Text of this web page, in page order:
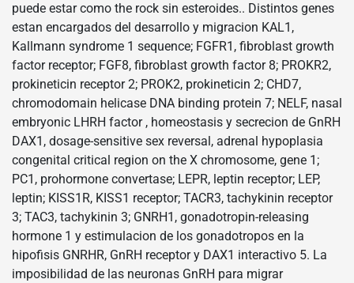
puede estar como the rock sin esteroides.. Distintos genes
estan encargados del desarrollo y migracion KAL1,
Kallmann syndrome 1 sequence; FGFR1, fibroblast growth
factor receptor; FGF8, fibroblast growth factor 8; PROKR2,
prokineticin receptor 2; PROK2, prokineticin 2; CHD7,
chromodomain helicase DNA binding protein 7; NELF, nasal
embryonic LHRH factor , homeostasis y secrecion de GnRH
DAX1, dosage-sensitive sex reversal, adrenal hypoplasia
congenital critical region on the X chromosome, gene 1;
PC1, prohormone convertase; LEPR, leptin receptor; LEP,
leptin; KISS1R, KISS1 receptor; TACR3, tachykinin receptor
3; TAC3, tachykinin 3; GNRH1, gonadotropin-releasing
hormone 1 y estimulacion de los gonadotropos en la
hipofisis GNRHR, GnRH receptor y DAX1 interactivo 5. La
imposibilidad de las neuronas GnRH para migrar